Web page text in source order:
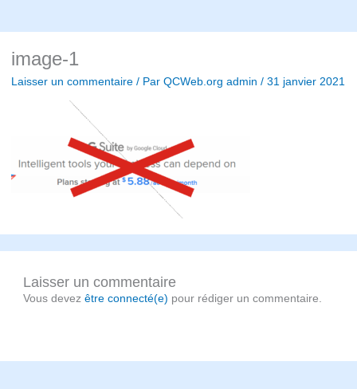
image-1
Laisser un commentaire / Par QCWeb.org admin / 31 janvier 2021
Laisser un commentaire
Vous devezêtre connecté(e) pour rédiger un commentaire.